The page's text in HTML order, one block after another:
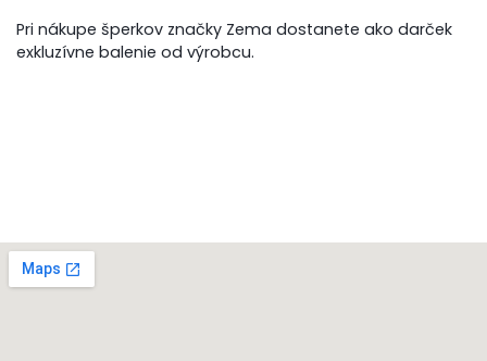
Pri nákupe šperkov značky Zema dostanete ako darček
exkluzívne balenie od výrobcu.